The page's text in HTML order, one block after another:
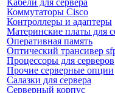
Кабели для сервера
Коммутаторы Cisco
Контроллеры и адаптеры
Материнские платы для
Оперативная память
Оптический трансивер
Процессоры для серверов
Прочие серверные опции
Салазки для сервера
Серверный корпус